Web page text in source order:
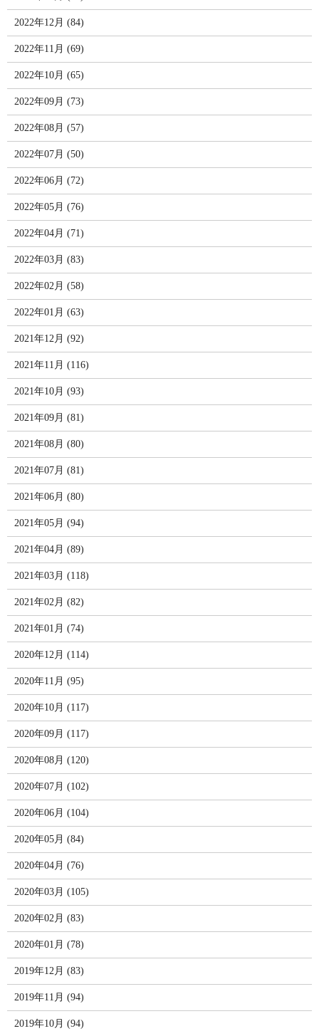
2022年12月 (84)
2022年11月 (69)
2022年10月 (65)
2022年09月 (73)
2022年08月 (57)
2022年07月 (50)
2022年06月 (72)
2022年05月 (76)
2022年04月 (71)
2022年03月 (83)
2022年02月 (58)
2022年01月 (63)
2021年12月 (92)
2021年11月 (116)
2021年10月 (93)
2021年09月 (81)
2021年08月 (80)
2021年07月 (81)
2021年06月 (80)
2021年05月 (94)
2021年04月 (89)
2021年03月 (118)
2021年02月 (82)
2021年01月 (74)
2020年12月 (114)
2020年11月 (95)
2020年10月 (117)
2020年09月 (117)
2020年08月 (120)
2020年07月 (102)
2020年06月 (104)
2020年05月 (84)
2020年04月 (76)
2020年03月 (105)
2020年02月 (83)
2020年01月 (78)
2019年12月 (83)
2019年11月 (94)
2019年10月 (94)